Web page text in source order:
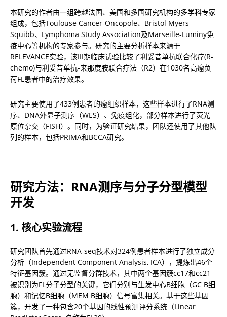
本研究的作者由一组跨越法国、美国和多国研究机构的多学科专家
组成，包括Toulouse Cancer-Oncopole、Bristol Myers
Squibb、Lymphoma Study Association及Marseille-Luminy免
疫中心等机构的专家参与。研究的主要分析样本来源于
RELEVANCE实验，该III期临床试验比较了利妥昔单抗联合化疗(R-
chemo)与利妥昔单抗-来那度胺联合疗法（R2）在1030名高瘤负
荷FL患者中的治疗效果。
研究主要使用了433例患者的瘤组织样本，这些样本进行了RNA测
序、DNA外显子测序（WES）、免疫组化，部分样本进行了荧光
原位杂交（FISH）。同时，为验证研究结果，团队还使用了其他队
列的样本，包括PRIMA和BCCA研究。
研究方法：RNA测序与分子分型模型
开发
1. 核心实验流程
研究团队首先通过RNA-seq技术对324例患者样本进行了独立成分
分析（Independent Component Analysis, ICA），提炼出46个
特征基因簇。通过无监督分群技术，其中两个基因簇cc17和cc21
被识别为FL分子分型的关键，它们分别与生发中心B细胞（GC B细
胞）和记忆B细胞（MEM B细胞）信号富集相关。基于这些基因
簇，开发了一种包含20个基因的线性预测评分系统（Linear